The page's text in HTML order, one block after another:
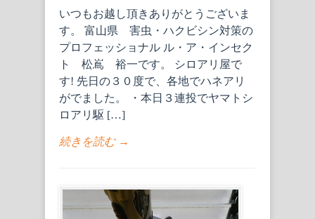
いつもお越し頂きありがとうございま
す。 富山県 害虫・ハクビシン対策の
プロフェッショナル ル・ア・インセク
ト 松嶌 裕一です。 シロアリ屋で
す! 先日の３０度で、各地でハネアリ
がでました。 ・本日３連投でヤマトシ
ロアリ駆 […]
続きを読む →